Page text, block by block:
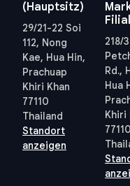
(Hauptsitz)
29/21-22 Soi
112, Nong
Kae, Hua Hin,
Prachuap
Khiri Khan
77110
Thailand
Standort
anzeigen
218/3
Rd.,
Hua
Khiri
77110